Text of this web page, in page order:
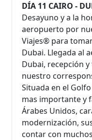
DÍA 11 CAIRO -
Desayuno y a la
aeropuerto por
Viajes® para
Dubai. Llegada al
Dubai, recepción
nuestro
Situada en el
mas importante y
Árabes Unidos,
modernización,
contar con